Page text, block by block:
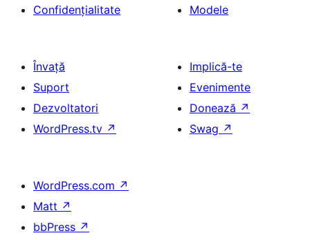
Confidențialitate
Modele
Învață
Suport
Dezvoltatori
WordPress.tv ↗
Implică-te
Evenimente
Donează ↗
Swag ↗
WordPress.com ↗
Matt ↗
bbPress ↗